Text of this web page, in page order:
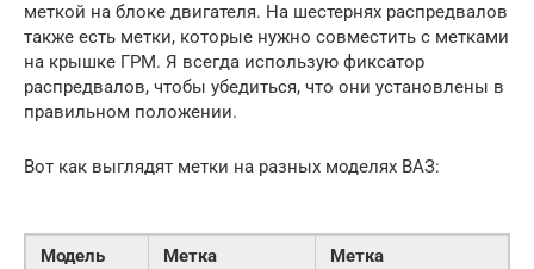
меткой на блоке двигателя. На шестернях распредвалов
также есть метки, которые нужно совместить с метками
на крышке ГРМ. Я всегда использую фиксатор
распредвалов, чтобы убедиться, что они установлены в
правильном положении.
Вот как выглядят метки на разных моделях ВАЗ:
Модель
Метка
Метка